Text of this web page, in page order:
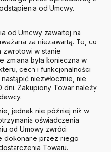
od Umowy.
od Umowy zawartej na
za niezawartą. To, co
zwrotowi w stanie
zmiana była konieczna w
cech i funkcjonalności
niezwłocznie, nie
dni. Zakupiony Towar należy
jednak nie później niż w
oświadczenia
od Umowy zwróci
dokonane przez niego
Towaru.